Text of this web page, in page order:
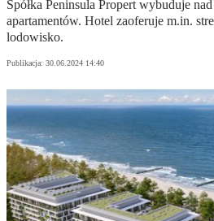
Spółka Peninsula Propert wybuduje
apartamentów. Hotel zaoferuje m.in.
lodowisko.
Publikacja: 30.06.2024 14:40